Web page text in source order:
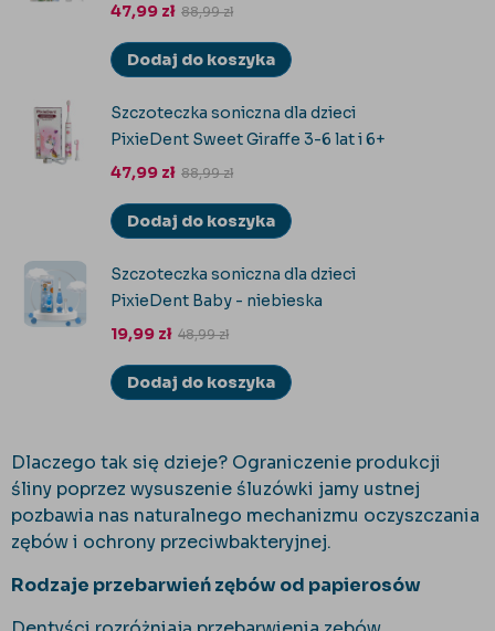
47,99 zł 88,99zł
Dodaj do koszyka
Szczoteczka soniczna dla dzieci
PixieDent Sweet Giraffe 3-6 lat i 6+
47,99 zł 88,99zł
Dodaj do koszyka
Szczoteczka soniczna dla dzieci
PixieDent Baby - niebieska
19,99 zł 48,99zł
Dodaj do koszyka
Dlaczego tak się dzieje? Ograniczenie produkcji
śliny poprzez wysuszenie śluzówki jamy ustnej
pozbawia nas naturalnego mechanizmu oczyszczania
zębów i ochrony przeciwbakteryjnej.
Rodzaje przebarwień zębów od papierosów